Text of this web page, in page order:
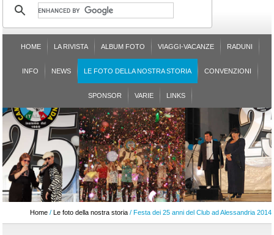
HOME LA RIVISTA ALBUM FOTO VIAGGI-VACANZE RADUNI
INFO NEWS LE FOTO DELLA NOSTRA STORIA CONVENZIONI
SPONSOR VARIE LINKS
Home/ Le foto della nostra storia/ Festa dei 25 anni del Club ad Alessandria 2014